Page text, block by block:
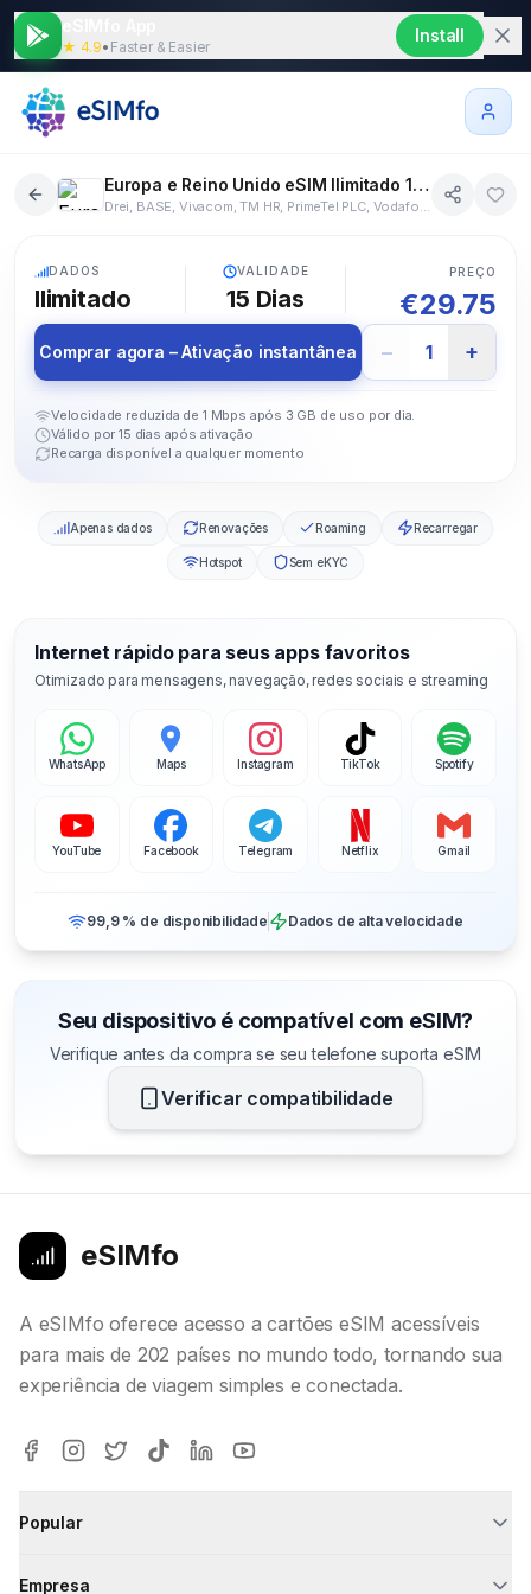
★ 4.9• Faster & Easier
Install
Europa e Reino Unido eSIM Ilimitado 15 dias
Drei, BASE, Vivacom, TM HR, PrimeTel PLC, Vodafone, 3 DK, Elisa Eesti, DNA Ltd, BOUYGUES TELECOM, Vodafone, WIND, Vodafone, 3, ILIAD, Vodafone, Wind, Bite Latvija, TELE2, Orange, Melita Mobile, KPN, P4, NOS, Vodafone, MEO, Orange, Orange, O2 - SK, T-2, Orange, Telenor SE, 3 United Kingdom
DADOS
Ilimitado
VALIDADE
15 Dias
PREÇO
€29.75
Comprar agora – Ativação instantânea − 1 +
Velocidade reduzida de 1 Mbps após 3 GB de uso por dia.
Válido por 15 dias após ativação
Recarga disponível a qualquer momento
Apenas dados Renovações Roaming Recarregar
Hotspot Sem eKYC
Internet rápido para seus apps favoritos
Otimizado para mensagens, navegação, redes sociais e streaming
WhatsApp Maps Instagram TikTok Spotify
YouTube Facebook Telegram Netflix Gmail
99,9 % de disponibilidade Dados de alta velocidade
Seu dispositivo é compatível com eSIM?
Verifique antes da compra se seu telefone suporta eSIM
Verificar compatibilidade
eSIMfo
A eSIMfo oferece acesso a cartões eSIM acessíveis
para mais de 202 países no mundo todo, tornando sua
experiência de viagem simples e conectada.
Popular
Empresa